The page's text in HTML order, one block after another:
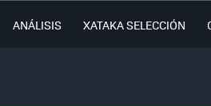
ANÁLISIS XATAKA SELECCIÓN